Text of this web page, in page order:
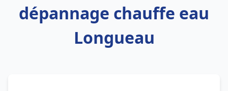
dépannage chauffe eau
Longueau